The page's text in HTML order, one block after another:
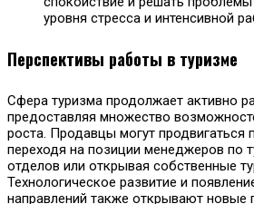
уровня стресса и интенсивной
Перспективы работы в туризме
Сфера туризма продолжает активно
предоставляя множество
роста. Продавцы могут продвигаться
переходя на позиции менеджеров по
отделов или открывая собственные
Технологическое развитие и
направлений также открывают новые